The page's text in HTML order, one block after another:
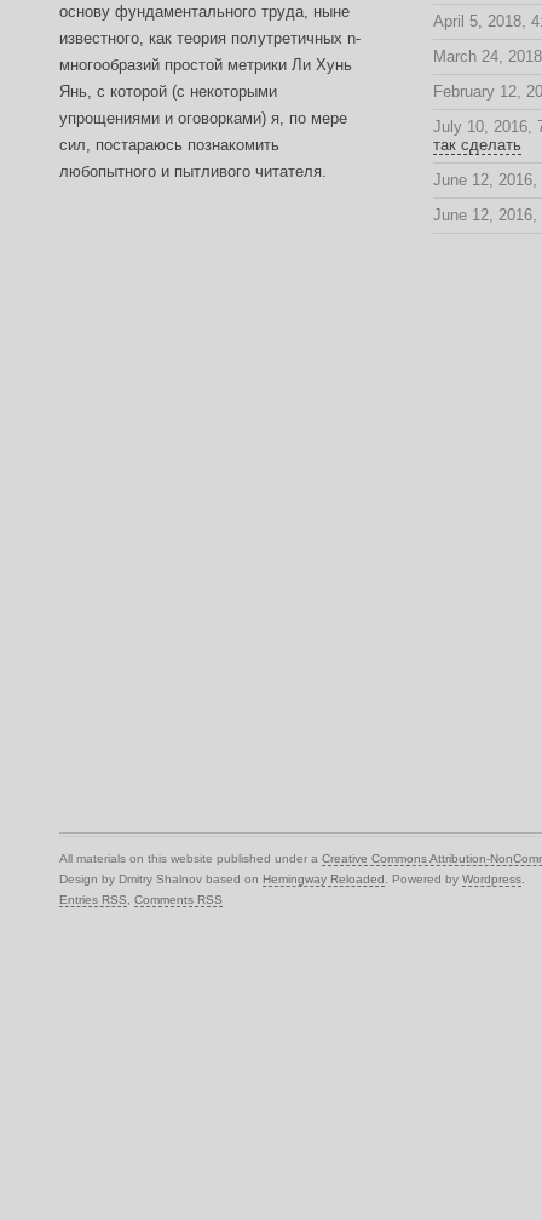
основу фундаментального труда, ныне
известного, как теория полутретичных n-
многообразий простой метрики Ли Хунь
Янь, с которой (с некоторыми
упрощениями и оговорками) я, по мере
сил, постараюсь познакомить
любопытного и пытливого читателя.
April 5, 2018,
March 24,
February 12,
July 10, 2016,
так сделать
June 12,
June 12,
All materials on this website published under a Creative Commons Attribution-
Design by Dmitry Shalnov based on Hemingway Reloaded . Powered by Wordpress.
Entries RSS, Comments RSS